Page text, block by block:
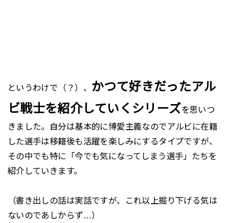
というわけで（？）、 かつて好きだったアル
ビ戦士を紹介していくシリーズを思いつ
きました。自分は基本的に博愛主義なのでアルビに在籍
した選手は移籍後も活躍を楽しみにするタイプですが、
その中でも特に「今でも気になってしまう選手」たちを
紹介していきます。
（書き出しの話は実話ですが、これ以上掘り下げる気は
ないのであしからず…）